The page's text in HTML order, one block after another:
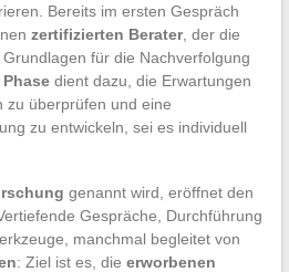
Bereits im ersten Gespräch
zertifizierten Berater, der die
für die Nachverfolgung
dient dazu, die Erwartungen
zu überprüfen und eine
zu entwickeln, sei es individuell
genannt wird, eröffnet den
Gespräche, Durchführung
manchmal begleitet von
: Ziel ist es, die erworbenen